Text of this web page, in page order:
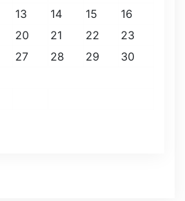
13 14 15
16
20 21 22
23
27 28 29
30